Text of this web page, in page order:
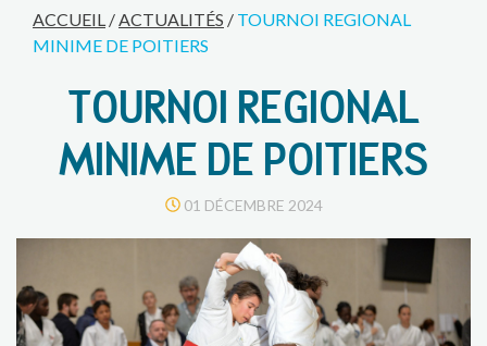
ACCUEIL / ACTUALITÉS / TOURNOI REGIONAL
MINIME DE POITIERS
TOURNOI REGIONAL
MINIME DE POITIERS
01 DÉCEMBRE 2024